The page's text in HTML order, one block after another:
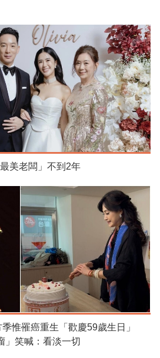
美老闆」不到2年
季惟罹癌重生「歡慶59歲生日」
」笑喊：看淡一切